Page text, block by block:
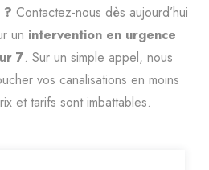
? Contactez-nous dès aujourd’hui
un intervention en urgence
7. Sur un simple appel, nous
vos canalisations en moins
et tarifs sont imbattables.